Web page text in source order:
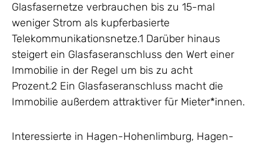
Glasfasernetze verbrauchen bis zu 15-mal
weniger Strom als kupferbasierte
Telekommunikationsnetze.1 Darüber hinaus
steigert ein Glasfaseranschluss den Wert einer
Immobilie in der Regel um bis zu acht
Prozent.2 Ein Glasfaseranschluss macht die
Immobilie außerdem attraktiver für Mieter*innen.
Interessierte in Hagen-Hohenlimburg, Hagen-